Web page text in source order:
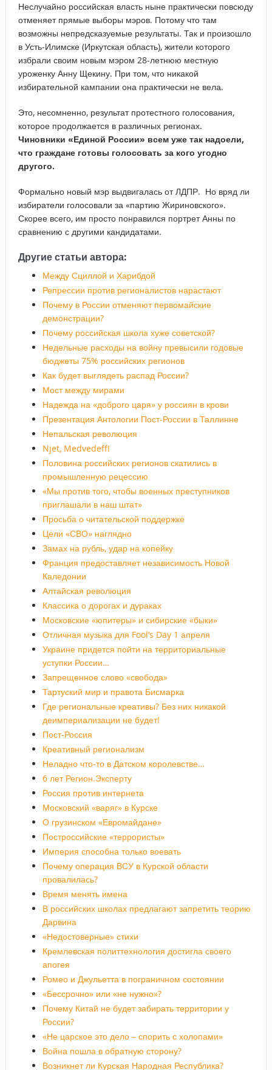
Неслучайно российская власть ныне практически повсюду
отменяет прямые выборы мэров. Потому что там
возможны непредсказуемые результаты. Так и произошло
в Усть-Илимске (Иркутская область), жители которого
избрали своим новым мэром 28-летнюю местную
уроженку Анну Щекину. При том, что никакой
избирательной кампании она практически не вела.
Это, несомненно, результат протестного голосования,
которое продолжается в различных регионах.
Чиновники «Единой России» всем уже так надоели,
что граждане готовы голосовать за кого угодно
другого.
Формально новый мэр выдвигалась от ЛДПР. Но вряд ли
избиратели голосовали за «партию Жириновского».
Скорее всего, им просто понравился портрет Анны по
сравнению с другими кандидатами.
Другие статьи автора:
Между Сциллой и Харибдой
Репрессии против регионалистов нарастают
Почему в России отменяют первомайские
демонстрации?
Почему российская школа хуже советской?
Недельные расходы на войну превысили годовые
бюджеты 75% российских регионов
Как будет выглядеть распад России?
Мост между мирами
Надежда на «доброго царя» у россиян в крови
Презентация Антологии Пост-России в Таллинне
Непальская революция
Njet, Medvedeff!
Половина российских регионов скатились в
промышленную рецессию
«Мы против того, чтобы военных преступников
приглашали в наш штат»
Просьба о читательской поддержке
Цели «СВО» наглядно
Замах на рубль, удар на копейку
Франция предоставляет независимость Новой
Каледонии
Алтайская революция
Классика о дорогах и дураках
Московские «юпитеры» и сибирские «быки»
Отличная музыка для Fool’s Day 1 апреля
Украине придется пойти на территориальные
уступки России…
Запрещенное слово «свобода»
Тартуский мир и правота Бисмарка
Где региональные креативы? Без них никакой
деимпериализации не будет!
Пост-Россия
Креативный регионализм
Неладно что-то в Датском королевстве…
6 лет Регион.Эксперту
Россия против интернета
Московский «варяг» в Курске
О грузинском «Евромайдане»
Построссийские «террористы»
Империя способна только воевать
Почему операция ВСУ в Курской области
провалилась?
Время менять имена
В российских школах предлагают запретить теорию
Дарвина
«Недостоверные» стихи
Кремлевская политтехнология достигла своего
апогея
Ромео и Джульетта в пограничном состоянии
«Бессрочно» или «не нужно»?
Почему Китай не будет забирать территории у
России?
«Не царское это дело – спорить с холопами»
Война пошла в обратную сторону?
Возникнет ли Курская Народная Республика?